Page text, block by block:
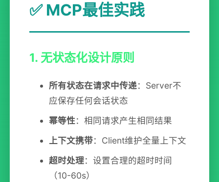
✅ MCP最佳实践
1. 无状态化设计原则
所有状态在请求中传递：Server不
应保存任何会话状态
幂等性：相同请求产生相同结果
上下文携带：Client维护全量上下文
超时处理：设置合理的超时时间
（10-60s）